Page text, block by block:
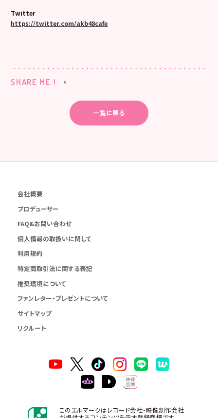
Twitter
https://twitter.com/akb48cafe
SHARE ME !
一覧に戻る
会社概要
プロデューサー
FAQ&お問い合わせ
個人情報の取扱いに関して
利用規約
特定商取引法に関する表記
推奨環境について
ファンレター・プレゼントについて
サイトマップ
リクルート
このエルマークはレコード会社・映像制作会社